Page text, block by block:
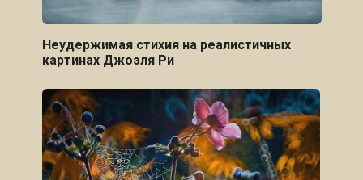
Неудержимая стихия на реалистичных
картинах Джоэля Ри